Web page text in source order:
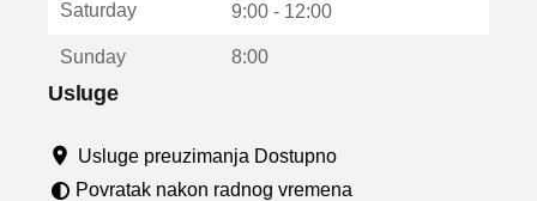
u
Saturday 9:00 - 12:00
Sunday 8:00
Usluge
Usluge preuzimanja Dostupno
Povratak nakon radnog vremena